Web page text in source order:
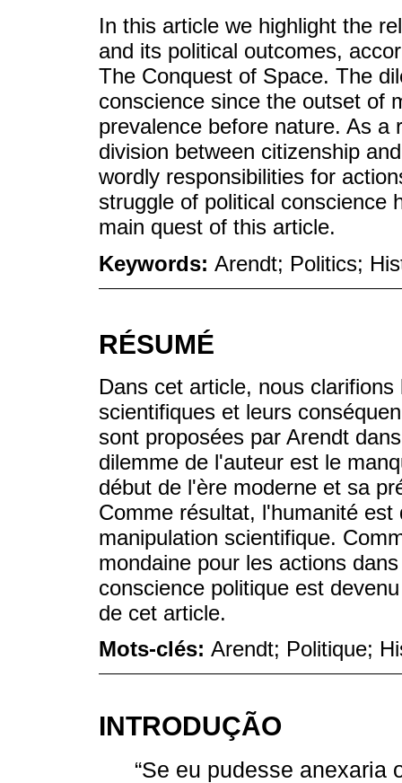
In this article we highlight the
and its political outcomes,
The Conquest of Space. The
conscience since the outset of
prevalence before nature. As a
division between citizenship
wordly responsibilities for
struggle of political conscience
main quest of this article.
Keywords: Arendt; Politics;
RÉSUMÉ
Dans cet article, nous
scientifiques et leurs
sont proposées par Arendt
dilemme de l'auteur est le
début de l'ère moderne et sa
Comme résultat, l'humanité
manipulation scientifique.
mondaine pour les actions
conscience politique est
de cet article.
Mots-clés: Arendt; Politique;
INTRODUÇÃO
“Se eu pudesse anexaria